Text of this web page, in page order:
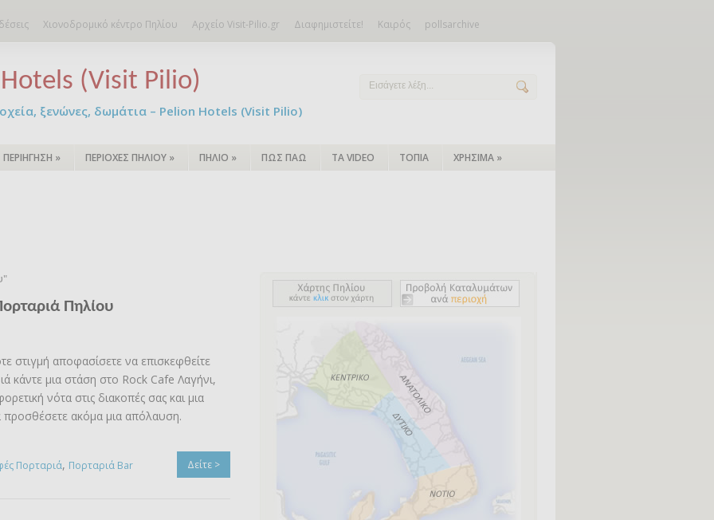
Χιονοδρομικό κέντρο Πηλίου Αρχείο Visit-Pilio.gr Διαφημιστείτε! Καιρός pollsarchive
(Visit Pilio)
ξενώνες, δωμάτια – Pelion Hotels (Visit Pilio)
ΠΕΡΙΗΓΗΣΗ » ΠΕΡΙΟΧΕΣ ΠΗΛΙΟΥ » ΠΗΛΙΟ » ΠΩΣ ΠΑΩ ΤΑ VIDEO ΤΟΠΙΑ ΧΡΗΣΙΜΑ »
Πηλίου
στιγμή αποφασίσετε να επισκεφθείτε
κάντε μια στάση στο Rock Cafe Λαγήνι,
νότα στις διακοπές σας και μια
προσθέσετε ακόμα μια απόλαυση.
Δείτε >
Πορταριά, Πορταριά Bar